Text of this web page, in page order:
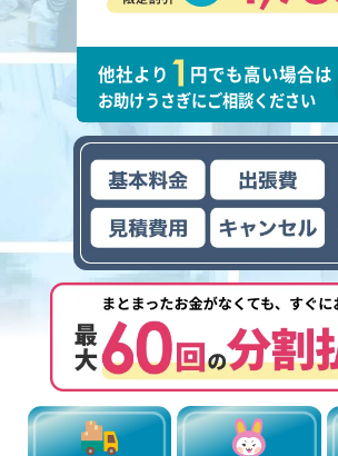
他社より 円でも高い場合は
お助けうさぎにご相談ください